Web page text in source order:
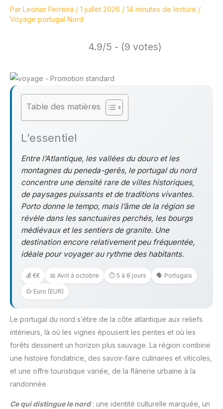
Par Leonor Ferreira / 1 juillet 2026 / 14 minutes de lecture /
Voyage portugal Nord
4.9/5 - (9 votes)
Table des matières
L’essentiel
Entre l’Atlantique, les vallées du douro et les
montagnes du peneda-gerês, le portugal du nord
concentre une densité rare de villes historiques,
de paysages puissants et de traditions vivantes.
Porto donne le tempo, mais l’âme de la région se
révèle dans les sanctuaires perchés, les bourgs
médiévaux et les sentiers de granite. Une
destination encore relativement peu fréquentée,
idéale pour voyager au rythme des habitants.
💰 €€ 📅 Avril à octobre ⏱️ 5 à 8 jours 🗣️ Portugais
💱 Euro (EUR)
Le portugal du nord s’étire de la côte atlantique aux reliefs
intérieurs, là où les vignes épousent les pentes et où les
forêts dessinent un horizon plus sauvage. La région combine
une histoire fondatrice, des savoir-faire culinaires et viticoles,
et une offre touristique variée, de la flânerie urbaine à la
randonnée.
Ce qui distingue le nord: une identité culturelle marquée, un